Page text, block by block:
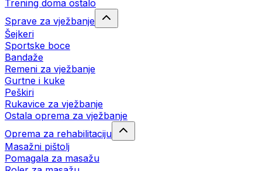
Trening doma ostalo
Sprave za vježbanje
Šejkeri
Sportske boce
Bandaže
Remeni za vježbanje
Gurtne i kuke
Peškiri
Rukavice za vježbanje
Ostala oprema za vježbanje
Oprema za rehabilitaciju
Masažni pištolj
Pomagala za masažu